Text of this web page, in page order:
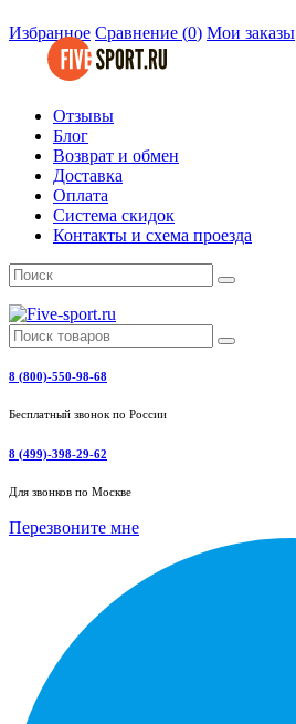
Избранное Сравнение (0) Мои заказы
Отзывы
Блог
Возврат и обмен
Доставка
Оплата
Система скидок
Контакты и схема проезда
8 (800)-550-98-68
Бесплатный звонок по России
8 (499)-398-29-62
Для звонков по Москве
Перезвоните мне